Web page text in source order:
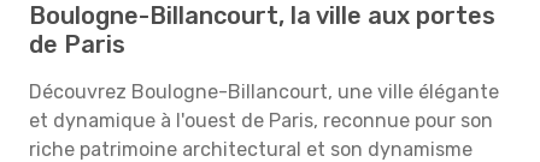
Boulogne-Billancourt, la ville aux portes
de Paris
Découvrez Boulogne-Billancourt, une ville élégante
et dynamique à l'ouest de Paris, reconnue pour son
riche patrimoine architectural et son dynamisme